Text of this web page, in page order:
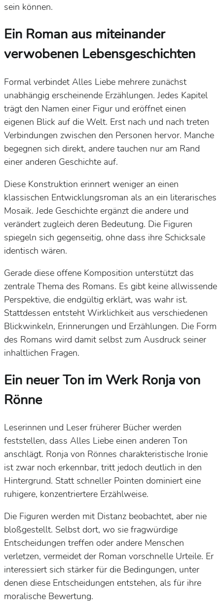
sein können.
Ein Roman aus miteinander
verwobenen Lebensgeschichten
Formal verbindet Alles Liebe mehrere zunächst
unabhängig erscheinende Erzählungen. Jedes Kapitel
trägt den Namen einer Figur und eröffnet einen
eigenen Blick auf die Welt. Erst nach und nach treten
Verbindungen zwischen den Personen hervor. Manche
begegnen sich direkt, andere tauchen nur am Rand
einer anderen Geschichte auf.
Diese Konstruktion erinnert weniger an einen
klassischen Entwicklungsroman als an ein literarisches
Mosaik. Jede Geschichte ergänzt die andere und
verändert zugleich deren Bedeutung. Die Figuren
spiegeln sich gegenseitig, ohne dass ihre Schicksale
identisch wären.
Gerade diese offene Komposition unterstützt das
zentrale Thema des Romans. Es gibt keine allwissende
Perspektive, die endgültig erklärt, was wahr ist.
Stattdessen entsteht Wirklichkeit aus verschiedenen
Blickwinkeln, Erinnerungen und Erzählungen. Die Form
des Romans wird damit selbst zum Ausdruck seiner
inhaltlichen Fragen.
Ein neuer Ton im Werk Ronja von
Rönne
Leserinnen und Leser früherer Bücher werden
feststellen, dass Alles Liebe einen anderen Ton
anschlägt. Ronja von Rönnes charakteristische Ironie
ist zwar noch erkennbar, tritt jedoch deutlich in den
Hintergrund. Statt schneller Pointen dominiert eine
ruhigere, konzentriertere Erzählweise.
Die Figuren werden mit Distanz beobachtet, aber nie
bloßgestellt. Selbst dort, wo sie fragwürdige
Entscheidungen treffen oder andere Menschen
verletzen, vermeidet der Roman vorschnelle Urteile. Er
interessiert sich stärker für die Bedingungen, unter
denen diese Entscheidungen entstehen, als für ihre
moralische Bewertung.